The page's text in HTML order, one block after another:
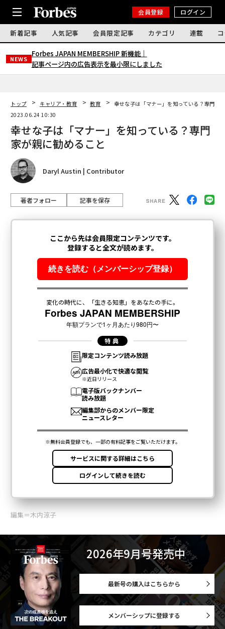
会員登録 ログイン
新着記事 人気記事 会員限定記事 カテゴリ 連載
NEWS
Forbes JAPAN MEMBERSHIP 新機能｜
記事ページ内の広告表示を最小限にしました
トップ キャリア・教育 教育
幸せな子は「マナー」を知っている？専門家
2023.06.24 10:30
幸せな子は「マナー」を知っている？専門
家が親に勧めること
Daryl Austin | Contributor
著者フォロー 記事を保存
編集＝木内涼子
2026年9月号発売中
最新号の購入はこちらから
メンバーシップに登録する